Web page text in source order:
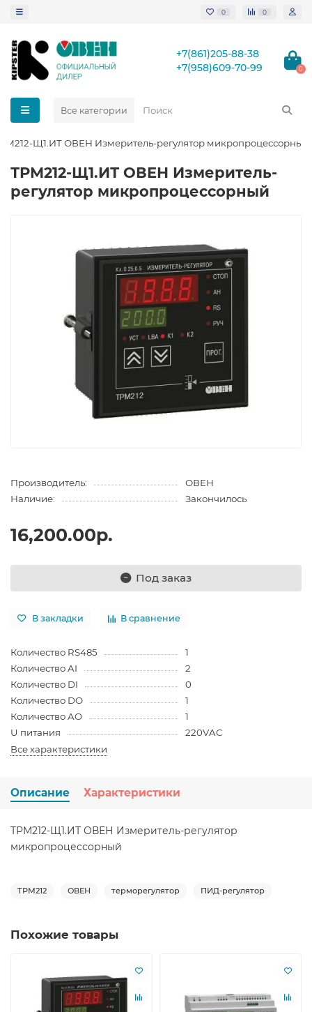
0 0
+7(861)205-88-38
+7(958)609-70-99
0
Все категории
Щ1.ИТ ОВЕН Измеритель-регулятор микропроцессорный
ТРМ212-Щ1.ИТ ОВЕН Измеритель-
регулятор микропроцессорный
Производитель:
ОВЕН
Наличие:
Закончилось
16,200.00р.
Под заказ
В закладки В сравнение
Количество RS485
1
Количество AI
2
Количество DI
0
Количество DO
1
Количество AO
1
U питания
220VAC
Все характеристики
Описание Характеристики
ТРМ212-Щ1.ИТ ОВЕН Измеритель-регулятор
микропроцессорный
ТРМ212 ОВЕН терморегулятор ПИД-регулятор
Похожие товары